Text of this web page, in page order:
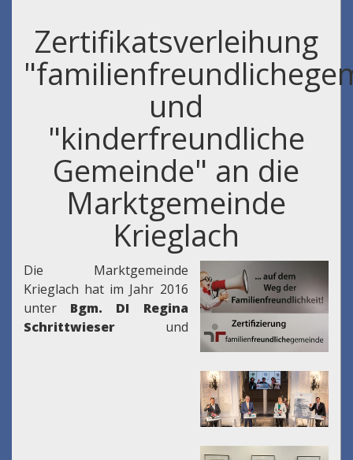
Zertifikatsverleihung
und
"kinderfreundliche
Gemeinde" an die
Marktgemeinde
Krieglach
Die Marktgemeinde
Krieglach hat im Jahr 2016
unter Bgm. DI Regina
Schrittwieser und